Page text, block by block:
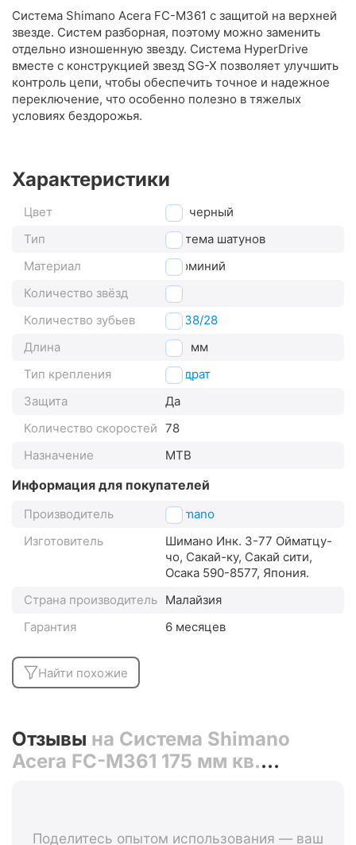
Система Shimano Acera FC-M361 с защитой на верхней
звезде. Систем разборная, поэтому можно заменить
отдельно изношенную звезду. Система HyperDrive
вместе с конструкцией звезд SG-X позволяет улучшить
контроль цепи, чтобы обеспечить точное и надежное
переключение, что особенно полезно в тяжелых
условиях бездорожья.
Характеристики
Цвет
черный
Тип
система шатунов
Материал
алюминий
Количество звёзд
3
Количество зубьев
48/38/28
Длина
175 мм
Тип крепления
квадрат
Защита
Да
Количество скоростей 78
Назначение
MTB
Информация для покупателей
Производитель
Shimano
Изготовитель
Шимано Инк. 3-77 Ойматцу-
чо, Сакай-ку, Сакай сити,
Осака 590-8577, Япония.
Страна производитель Малайзия
Гарантия
6 месяцев
Найти похожие
Отзывы на Система Shimano
Acera FC-M361 175 мм кв.
Поделитесь опытом использования — ваш